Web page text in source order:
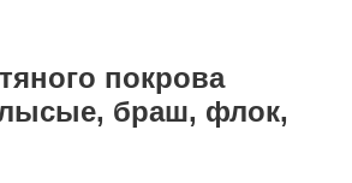
покрова
браш, флок,